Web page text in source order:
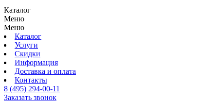
Каталог
Меню
Меню
Каталог
Услуги
Скидки
Информация
Доставка и оплата
Контакты
8 (495) 294-00-11
Заказать звонок